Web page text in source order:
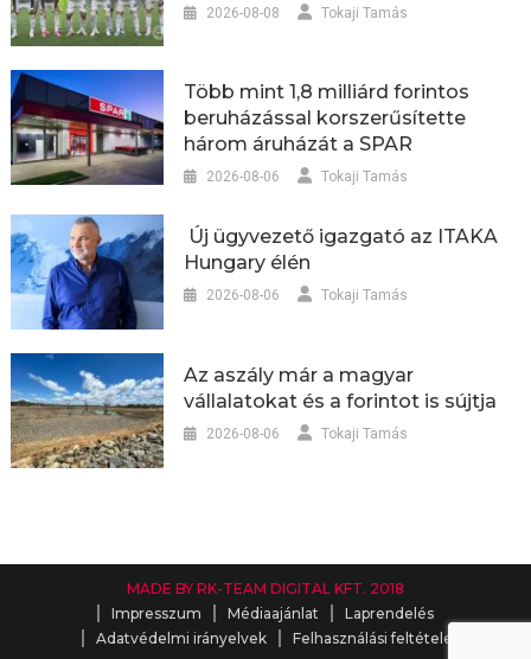
2026-08-08 Tokaji Tamás
Több mint 1,8 milliárd forintos
beruházással korszerűsítette
három áruházát a SPAR
2026-08-06 Tokaji Tamás
Új ügyvezető igazgató az ITAKA
Hungary élén
2026-08-06 Tokaji Tamás
Az aszály már a magyar
vállalatokat és a forintot is sújtja
2026-08-06 Tokaji Tamás
MADE BY RK-TEAM DIGITAL KFT. 2018
Impresszum
Médiaajánlat
Laprendelés
Adatvédelmi irányelvek
Felhasználási feltételek